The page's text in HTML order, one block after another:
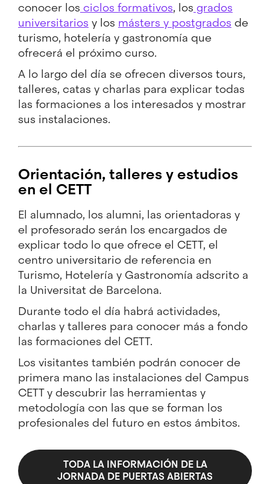
conocer los ciclos formativos, los grados
universitarios y los másters y postgrados de
turismo, hotelería y gastronomía que
ofrecerá el próximo curso.
A lo largo del día se ofrecen diversos tours,
talleres, catas y charlas para explicar todas
las formaciones a los interesados y mostrar
sus instalaciones.
Orientación, talleres y estudios
en el CETT
El alumnado, los alumni, las orientadoras y
el profesorado serán los encargados de
explicar todo lo que ofrece el CETT, el
centro universitario de referencia en
Turismo, Hotelería y Gastronomía adscrito a
la Universitat de Barcelona.
Durante todo el día habrá actividades,
charlas y talleres para conocer más a fondo
las formaciones del CETT.
Los visitantes también podrán conocer de
primera mano las instalaciones del Campus
CETT y descubrir las herramientas y
metodología con las que se forman los
profesionales del futuro en estos ámbitos.
TODA LA INFORMACIÓN DE LA
JORNADA DE PUERTAS ABIERTAS